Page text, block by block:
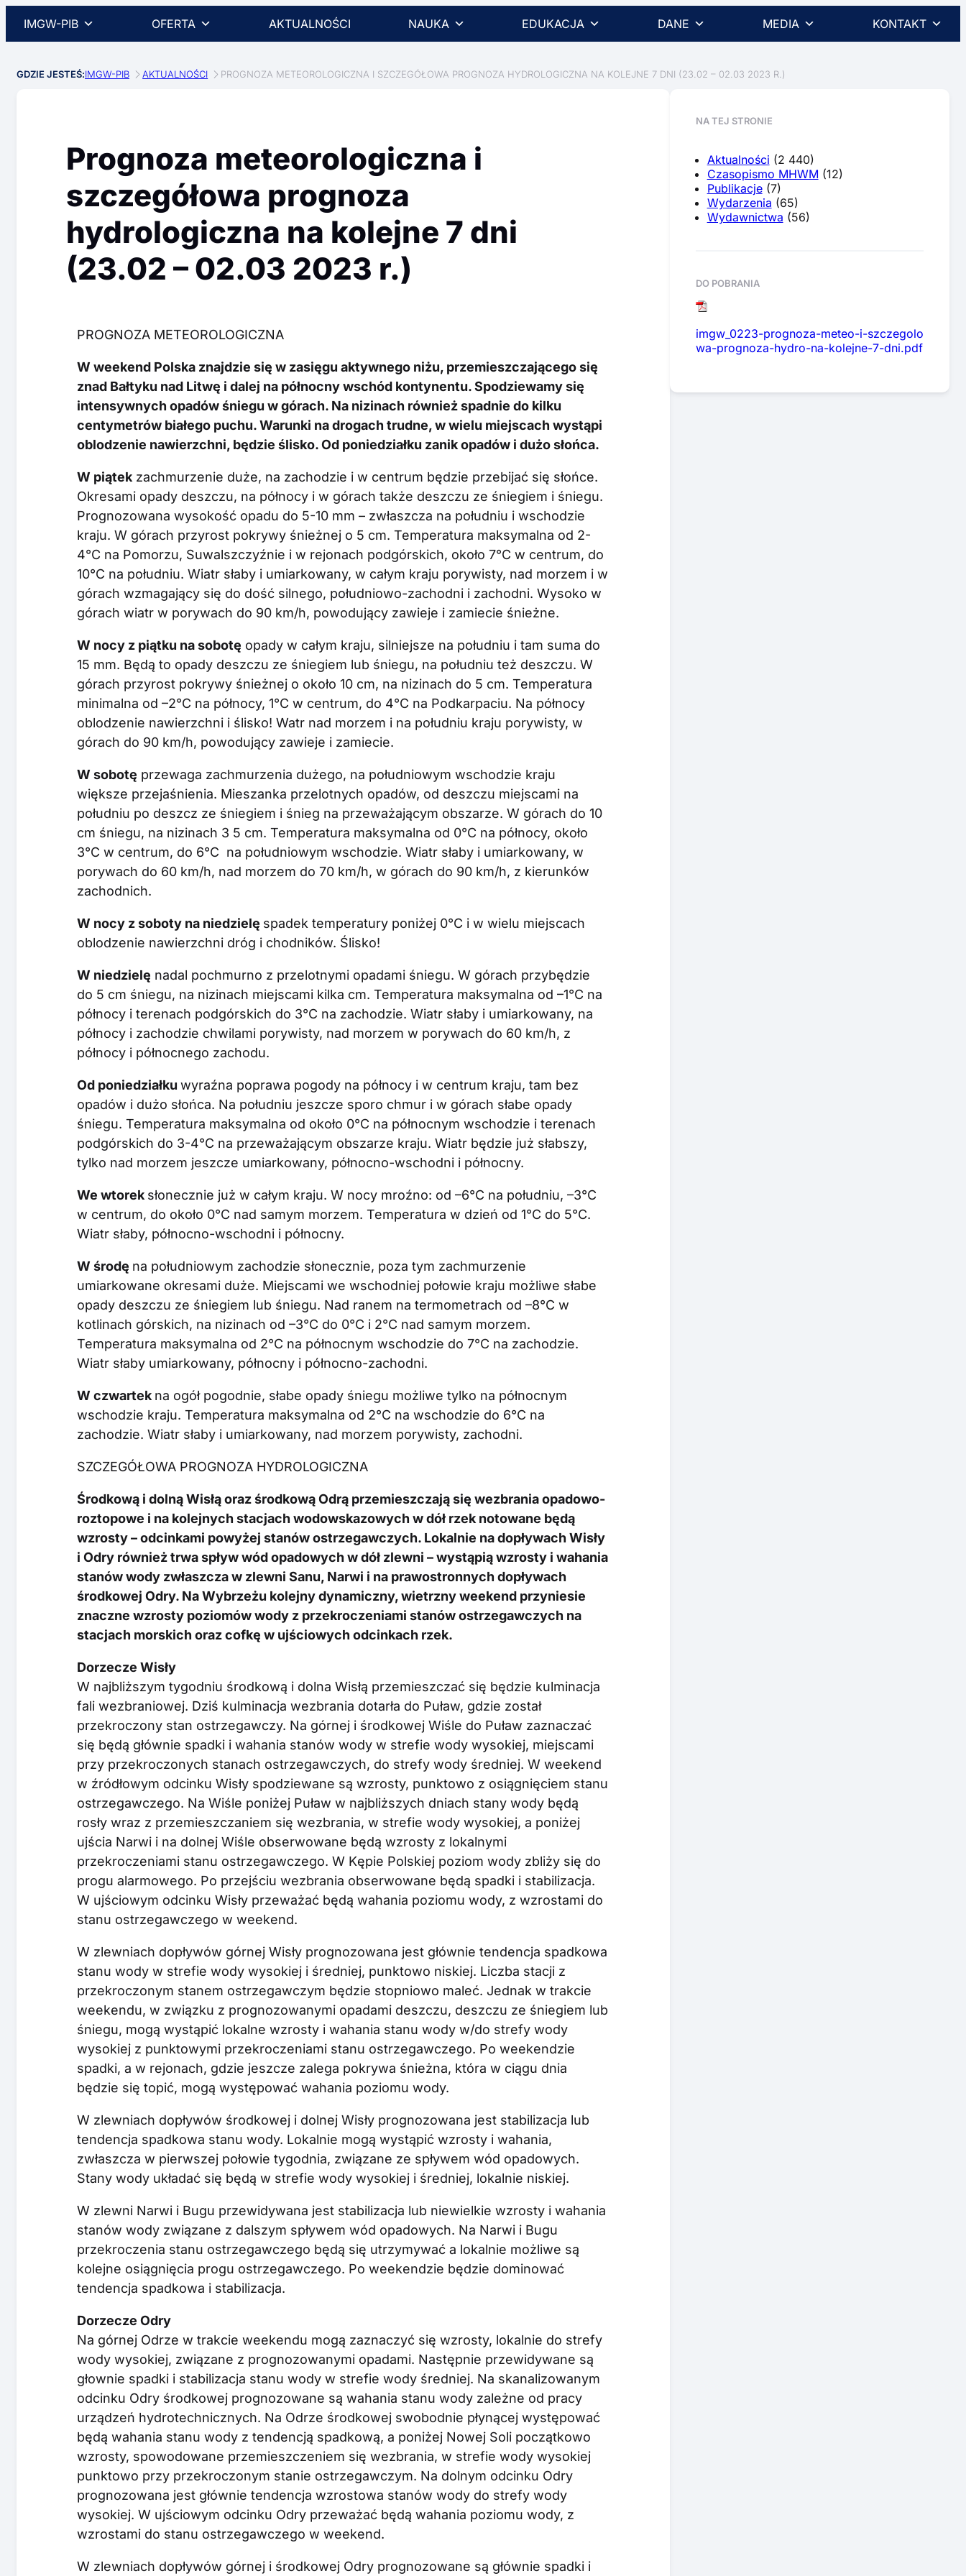
IMGW-PIB OFERTA AKTUALNOŚCI NAUKA EDUKACJA DANE MEDIA KONTAKT
GDZIE JESTEŚ:IMGW-PIB AKTUALNOŚCI PROGNOZA METEOROLOGICZNA I SZCZEGÓŁOWA PROGNOZA HYDROLOGICZNA NA KOLEJNE 7 DNI (23.02 – 02.03 2023 R.)
Prognoza meteorologiczna i
szczegółowa prognoza
hydrologiczna na kolejne 7 dni
(23.02 – 02.03 2023 r.)
PROGNOZA METEOROLOGICZNA
W weekend Polska znajdzie się w zasięgu aktywnego niżu, przemieszczającego się
znad Bałtyku nad Litwę i dalej na północny wschód kontynentu. Spodziewamy się
intensywnych opadów śniegu w górach. Na nizinach również spadnie do kilku
centymetrów białego puchu. Warunki na drogach trudne, w wielu miejscach wystąpi
oblodzenie nawierzchni, będzie ślisko. Od poniedziałku zanik opadów i dużo słońca.
W piątek zachmurzenie duże, na zachodzie i w centrum będzie przebijać się słońce.
Okresami opady deszczu, na północy i w górach także deszczu ze śniegiem i śniegu.
Prognozowana wysokość opadu do 5-10 mm – zwłaszcza na południu i wschodzie
kraju. W górach przyrost pokrywy śnieżnej o 5 cm. Temperatura maksymalna od 2-
4°C na Pomorzu, Suwalszczyźnie i w rejonach podgórskich, około 7°C w centrum, do
10°C na południu. Wiatr słaby i umiarkowany, w całym kraju porywisty, nad morzem i w
górach wzmagający się do dość silnego, południowo-zachodni i zachodni. Wysoko w
górach wiatr w porywach do 90 km/h, powodujący zawieje i zamiecie śnieżne.
W nocy z piątku na sobotę opady w całym kraju, silniejsze na południu i tam suma do
15 mm. Będą to opady deszczu ze śniegiem lub śniegu, na południu też deszczu. W
górach przyrost pokrywy śnieżnej o około 10 cm, na nizinach do 5 cm. Temperatura
minimalna od –2°C na północy, 1°C w centrum, do 4°C na Podkarpaciu. Na północy
oblodzenie nawierzchni i ślisko! Watr nad morzem i na południu kraju porywisty, w
górach do 90 km/h, powodujący zawieje i zamiecie.
W sobotę przewaga zachmurzenia dużego, na południowym wschodzie kraju
większe przejaśnienia. Mieszanka przelotnych opadów, od deszczu miejscami na
południu po deszcz ze śniegiem i śnieg na przeważającym obszarze. W górach do 10
cm śniegu, na nizinach 3 5 cm. Temperatura maksymalna od 0°C na północy, około
3°C w centrum, do 6°C na południowym wschodzie. Wiatr słaby i umiarkowany, w
porywach do 60 km/h, nad morzem do 70 km/h, w górach do 90 km/h, z kierunków
zachodnich.
W nocy z soboty na niedzielę spadek temperatury poniżej 0°C i w wielu miejscach
oblodzenie nawierzchni dróg i chodników. Ślisko!
W niedzielę nadal pochmurno z przelotnymi opadami śniegu. W górach przybędzie
do 5 cm śniegu, na nizinach miejscami kilka cm. Temperatura maksymalna od –1°C na
północy i terenach podgórskich do 3°C na zachodzie. Wiatr słaby i umiarkowany, na
północy i zachodzie chwilami porywisty, nad morzem w porywach do 60 km/h, z
północy i północnego zachodu.
Od poniedziałkuwyraźna poprawa pogody na północy i w centrum kraju, tam bez
opadów i dużo słońca. Na południu jeszcze sporo chmur i w górach słabe opady
śniegu. Temperatura maksymalna od około 0°C na północnym wschodzie i terenach
podgórskich do 3-4°C na przeważającym obszarze kraju. Wiatr będzie już słabszy,
tylko nad morzem jeszcze umiarkowany, północno-wschodni i północny.
We wtorek słonecznie już w całym kraju. W nocy mroźno: od –6°C na południu, –3°C
w centrum, do około 0°C nad samym morzem. Temperatura w dzień od 1°C do 5°C.
Wiatr słaby, północno-wschodni i północny.
W środę na południowym zachodzie słonecznie, poza tym zachmurzenie
umiarkowane okresami duże. Miejscami we wschodniej połowie kraju możliwe słabe
opady deszczu ze śniegiem lub śniegu. Nad ranem na termometrach od –8°C w
kotlinach górskich, na nizinach od –3°C do 0°C i 2°C nad samym morzem.
Temperatura maksymalna od 2°C na północnym wschodzie do 7°C na zachodzie.
Wiatr słaby umiarkowany, północny i północno-zachodni.
W czwartek na ogół pogodnie, słabe opady śniegu możliwe tylko na północnym
wschodzie kraju. Temperatura maksymalna od 2°C na wschodzie do 6°C na
zachodzie. Wiatr słaby i umiarkowany, nad morzem porywisty, zachodni.
SZCZEGÓŁOWA PROGNOZA HYDROLOGICZNA
Środkową i dolną Wisłą oraz środkową Odrą przemieszczają się wezbrania opadowo-
roztopowe i na kolejnych stacjach wodowskazowych w dół rzek notowane będą
wzrosty – odcinkami powyżej stanów ostrzegawczych. Lokalnie na dopływach Wisły
i Odry również trwa spływ wód opadowych w dół zlewni – wystąpią wzrosty i wahania
stanów wody zwłaszcza w zlewni Sanu, Narwi i na prawostronnych dopływach
środkowej Odry. Na Wybrzeżu kolejny dynamiczny, wietrzny weekend przyniesie
znaczne wzrosty poziomów wody z przekroczeniami stanów ostrzegawczych na
stacjach morskich oraz cofkę w ujściowych odcinkach rzek.
Dorzecze Wisły
W najbliższym tygodniu środkową i dolna Wisłą przemieszczać się będzie kulminacja
fali wezbraniowej. Dziś kulminacja wezbrania dotarła do Puław, gdzie został
przekroczony stan ostrzegawczy. Na górnej i środkowej Wiśle do Puław zaznaczać
się będą głównie spadki i wahania stanów wody w strefie wody wysokiej, miejscami
przy przekroczonych stanach ostrzegawczych, do strefy wody średniej. W weekend
w źródłowym odcinku Wisły spodziewane są wzrosty, punktowo z osiągnięciem stanu
ostrzegawczego. Na Wiśle poniżej Puław w najbliższych dniach stany wody będą
rosły wraz z przemieszczaniem się wezbrania, w strefie wody wysokiej, a poniżej
ujścia Narwi i na dolnej Wiśle obserwowane będą wzrosty z lokalnymi
przekroczeniami stanu ostrzegawczego. W Kępie Polskiej poziom wody zbliży się do
progu alarmowego. Po przejściu wezbrania obserwowane będą spadki i stabilizacja.
W ujściowym odcinku Wisły przeważać będą wahania poziomu wody, z wzrostami do
stanu ostrzegawczego w weekend.
W zlewniach dopływów górnej Wisły prognozowana jest głównie tendencja spadkowa
stanu wody w strefie wody wysokiej i średniej, punktowo niskiej. Liczba stacji z
przekroczonym stanem ostrzegawczym będzie stopniowo maleć. Jednak w trakcie
weekendu, w związku z prognozowanymi opadami deszczu, deszczu ze śniegiem lub
śniegu, mogą wystąpić lokalne wzrosty i wahania stanu wody w/do strefy wody
wysokiej z punktowymi przekroczeniami stanu ostrzegawczego. Po weekendzie
spadki, a w rejonach, gdzie jeszcze zalega pokrywa śnieżna, która w ciągu dnia
będzie się topić, mogą występować wahania poziomu wody.
W zlewniach dopływów środkowej i dolnej Wisły prognozowana jest stabilizacja lub
tendencja spadkowa stanu wody. Lokalnie mogą wystąpić wzrosty i wahania,
zwłaszcza w pierwszej połowie tygodnia, związane ze spływem wód opadowych.
Stany wody układać się będą w strefie wody wysokiej i średniej, lokalnie niskiej.
W zlewni Narwi i Bugu przewidywana jest stabilizacja lub niewielkie wzrosty i wahania
stanów wody związane z dalszym spływem wód opadowych. Na Narwi i Bugu
przekroczenia stanu ostrzegawczego będą się utrzymywać a lokalnie możliwe są
kolejne osiągnięcia progu ostrzegawczego. Po weekendzie będzie dominować
tendencja spadkowa i stabilizacja.
Dorzecze Odry
Na górnej Odrze w trakcie weekendu mogą zaznaczyć się wzrosty, lokalnie do strefy
wody wysokiej, związane z prognozowanymi opadami. Następnie przewidywane są
głownie spadki i stabilizacja stanu wody w strefie wody średniej. Na skanalizowanym
odcinku Odry środkowej prognozowane są wahania stanu wody zależne od pracy
urządzeń hydrotechnicznych. Na Odrze środkowej swobodnie płynącej występować
będą wahania stanu wody z tendencją spadkową, a poniżej Nowej Soli początkowo
wzrosty, spowodowane przemieszczeniem się wezbrania, w strefie wody wysokiej
punktowo przy przekroczonym stanie ostrzegawczym. Na dolnym odcinku Odry
prognozowana jest głównie tendencja wzrostowa stanów wody do strefy wody
wysokiej. W ujściowym odcinku Odry przeważać będą wahania poziomu wody, z
wzrostami do stanu ostrzegawczego w weekend.
W zlewniach dopływów górnej i środkowej Odry prognozowane są głównie spadki i
NA TEJ STRONIE
Aktualności (2 440)
Czasopismo MHWM (12)
Publikacje(7)
Wydarzenia (65)
Wydawnictwa (56)
DO POBRANIA
imgw_0223-prognoza-meteo-i-szczegolo
wa-prognoza-hydro-na-kolejne-7-dni.pdf